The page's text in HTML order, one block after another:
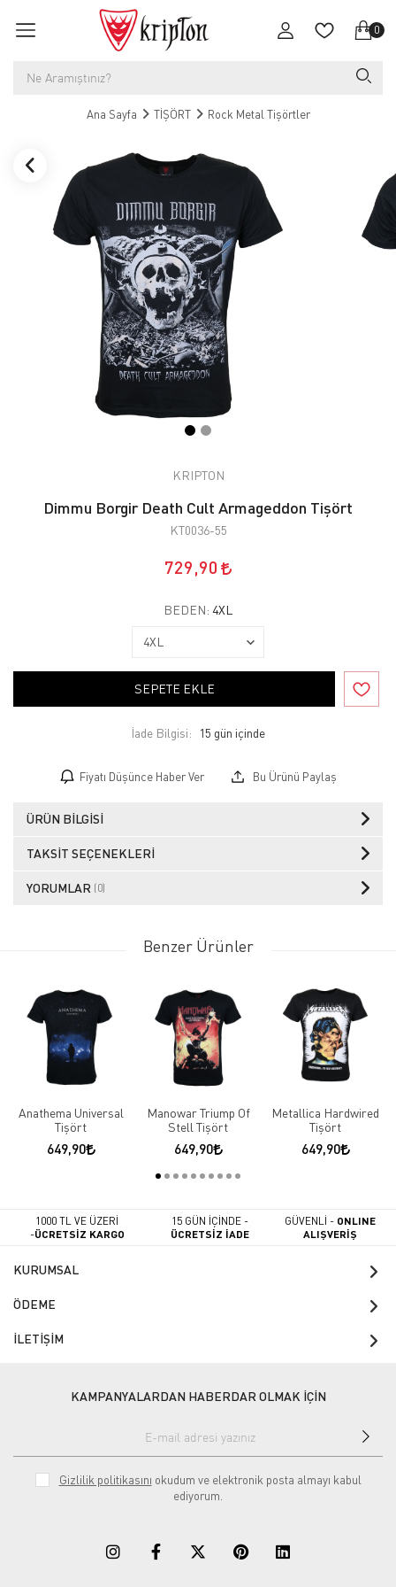
0
Ana Sayfa TİŞÖRT Rock Metal Tişörtler
KRIPTON
Dimmu Borgir Death Cult Armageddon Tişört
KT0036-55
729,90
BEDEN: 4XL
SEPETE EKLE
İade Bilgisi:
Fiyatı Düşünce Haber Ver Bu Ürünü Paylaş
ÜRÜN BILGISI
TAKSIT SEÇENEKLERI
YORUMLAR (0)
Benzer Ürünler
Anathema Universal
Tişört
649,90
Manowar Triump Of
Stell Tişört
649,90
Metallica Hardwired
Tişört
649,90
1000 TL VE ÜZERİ
-ÜCRETSİZ KARGO
15 GÜN İÇİNDE -
ÜCRETSİZ İADE
GÜVENLİ - ONLINE
ALIŞVERİŞ
KURUMSAL
ÖDEME
İLETİŞİM
KAMPANYALARDAN HABERDAR OLMAK İÇİN
Gizlilik politikasını okudum ve elektronik posta almayı kabul
ediyorum.